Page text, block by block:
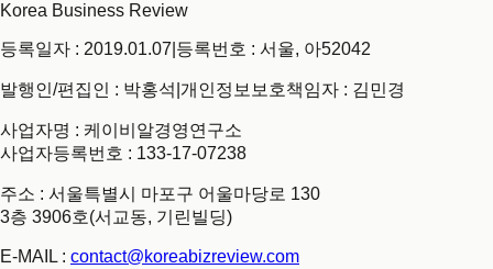
Korea Business Review
등록일자 : 2019.01.07 등록번호 : 서울, 아52042
발행인/편집인 : 박홍석 개인정보보호책임자 : 김민경
사업자명 : 케이비알경영연구소
사업자등록번호 : 133-17-07238
주소 : 서울특별시 마포구 어울마당로 130
3층 3906호(서교동, 기린빌딩)
E-MAIL : contact@koreabizreview.com